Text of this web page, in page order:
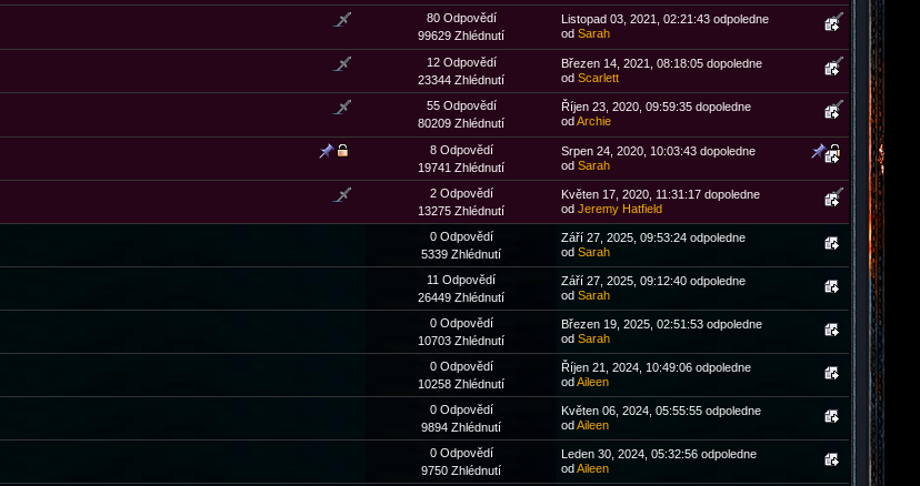
80 Odpovědí
99629 Zhlédnutí
Listopad 03, 2021, 02:21:43 odpoledne
od Sarah
12 Odpovědí
23344 Zhlédnutí
Březen 14, 2021, 08:18:05 dopoledne
od Scarlett
55 Odpovědí
80209 Zhlédnutí
Říjen 23, 2020, 09:59:35 dopoledne
odArchie
8 Odpovědí
19741 Zhlédnutí
Srpen 24, 2020, 10:03:43 dopoledne
od Sarah
2 Odpovědí
13275 Zhlédnutí
Květen 17, 2020, 11:31:17 dopoledne
od Jeremy Hatfield
0 Odpovědí
5339 Zhlédnutí
Září 27, 2025, 09:53:24 odpoledne
od Sarah
11 Odpovědí
26449 Zhlédnutí
Září 27, 2025, 09:12:40 odpoledne
od Sarah
0 Odpovědí
10703 Zhlédnutí
Březen 19, 2025, 02:51:53 odpoledne
od Sarah
0 Odpovědí
10258 Zhlédnutí
Říjen 21, 2024, 10:49:06 odpoledne
odAileen
0 Odpovědí
9894 Zhlédnutí
Květen 06, 2024, 05:55:55 odpoledne
odAileen
0 Odpovědí
9750 Zhlédnutí
Leden 30, 2024, 05:32:56 odpoledne
odAileen